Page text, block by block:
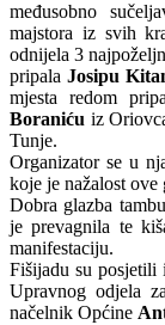
međusobno
majstora iz svih
odnijela 3
pripala Josipu
mjesta redom
Boraniću iz
Tunje.
Organizator se u
koje je nažalost
Dobra glazba
je prevagnila te
manifestaciju.
Fišijadu su posjetili
Upravnog odjela
načelnik Općine